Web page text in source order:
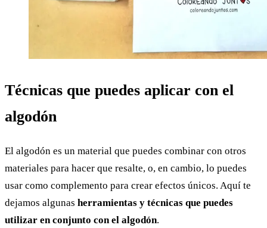
Técnicas que puedes aplicar con el
algodón
El algodón es un material que puedes combinar con otros
materiales para hacer que resalte, o, en cambio, lo puedes
usar como complemento para crear efectos únicos. Aquí te
dejamos algunas herramientas y técnicas que puedes
utilizar en conjunto con el algodón.